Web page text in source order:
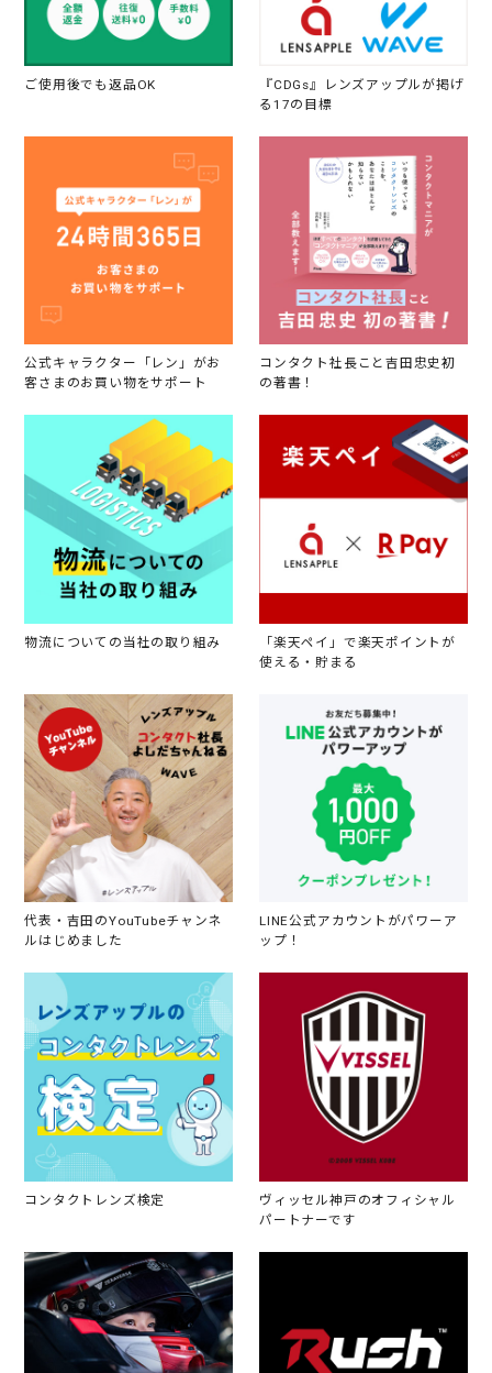
ご使用後でも返品OK
『CDGs』レンズアップルが掲げ
る17の目標
公式キャラクター「レン」がお
客さまのお買い物をサポート
コンタクト社長こと吉田忠史初
の著書！
物流についての当社の取り組み
「楽天ペイ」で楽天ポイントが
使える・貯まる
代表・吉田のYouTubeチャンネ
ルはじめました
LINE公式アカウントがパワーア
ップ！
コンタクトレンズ検定
ヴィッセル神戸のオフィシャル
パートナーです